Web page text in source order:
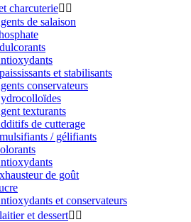
charcuterie 
de salaison
et stabilisants
conservateurs
texturants
de cutterage
/ gélifiants
de goût
et conservateurs
et dessert 